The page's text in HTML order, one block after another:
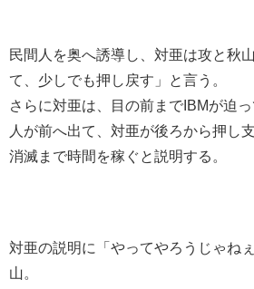
民間人を奥へ誘導し、対亜は攻と秋
て、少しでも押し戻す」と言う。
さらに対亜は、目の前までIBMが迫
人が前へ出て、対亜が後ろから押し
消滅まで時間を稼ぐと説明する。
対亜の説明に「やってやろうじゃね
山。